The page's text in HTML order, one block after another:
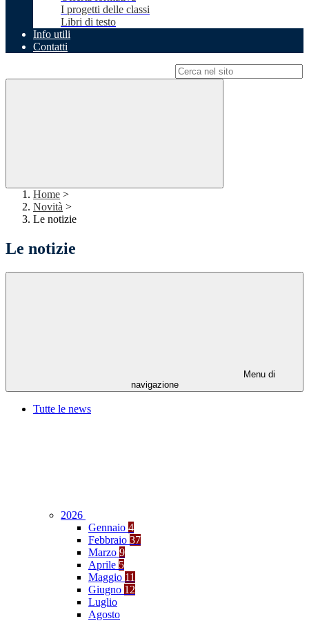
I progetti delle classi
Libri di testo
Info utili
Contatti
Home >
Novità >
Le notizie
Le notizie
Menu di
navigazione
Tutte le news
2026
Gennaio 4
Febbraio 37
Marzo 9
Aprile 5
Maggio 11
Giugno 12
Luglio
Agosto